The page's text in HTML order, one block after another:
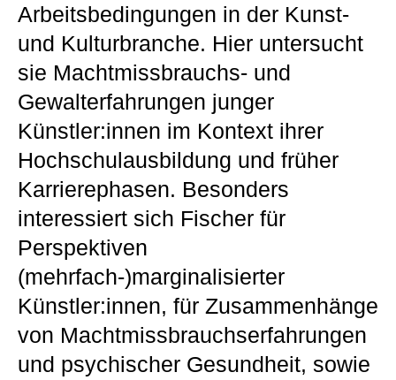
Arbeitsbedingungen in der Kunst-
und Kulturbranche. Hier untersucht
sie Machtmissbrauchs- und
Gewalterfahrungen junger
Künstler:innen im Kontext ihrer
Hochschulausbildung und früher
Karrierephasen. Besonders
interessiert sich Fischer für
Perspektiven
(mehrfach-)marginalisierter
Künstler:innen, für Zusammenhänge
von Machtmissbrauchserfahrungen
und psychischer Gesundheit, sowie